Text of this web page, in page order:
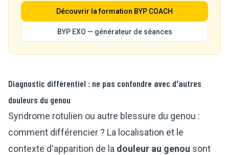
Découvrir la formation BYP COACH
BYP EXO — générateur de séances
Diagnostic différentiel : ne pas confondre avec d'autres
douleurs du genou
Syndrome rotulien ou autre blessure du genou :
comment différencier ? La localisation et le
contexte d'apparition de la douleur au genou sont